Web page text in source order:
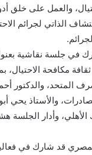
والعمل على خلق
الذاتي لجرائم
في جلسة نقاشية
مكافحة الاحتيال،
المتحد، والدكتور
والأستاذ يحي
الأهلي، وأدار الجلسة
قد شارك في